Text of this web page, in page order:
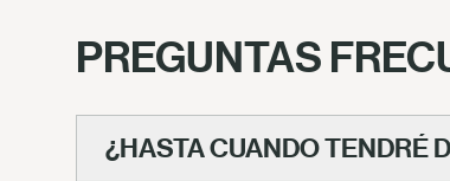
PREGUNTAS
¿HASTA CUANDO TENDRÉ